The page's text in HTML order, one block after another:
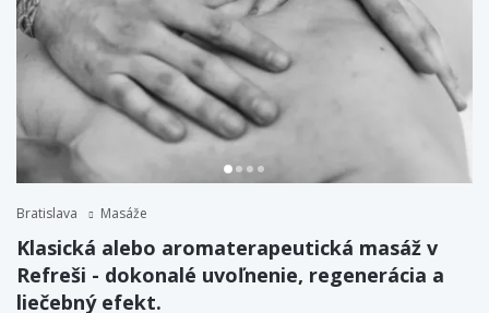
Bratislava Masáže
Klasická alebo aromaterapeutická masáž v
Refreši - dokonalé uvoľnenie, regenerácia a
liečebný efekt.